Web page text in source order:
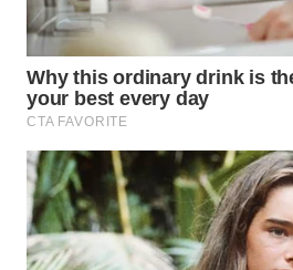
SERDANG
WN
TEBING
TINGGI
WN
PAKPAK
WN